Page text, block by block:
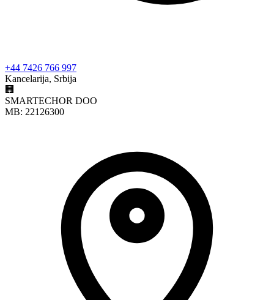
+44 7426 766 997
Kancelarija, Srbija
🏢
SMARTECHOR DOO
MB: 22126300